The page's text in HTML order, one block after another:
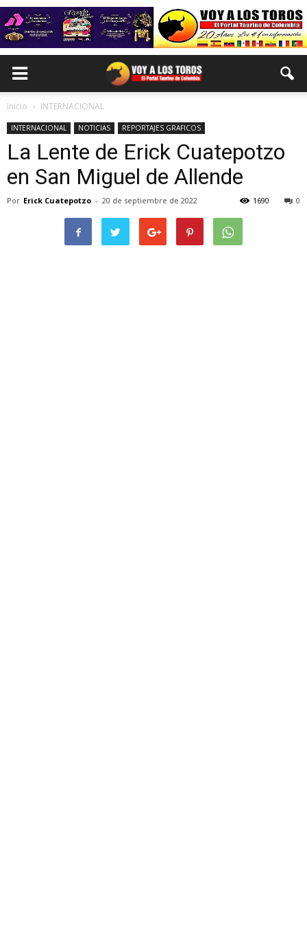
Inicio INTERNACIONAL
INTERNACIONAL NOTICIAS REPORTAJES GRAFICOS
La Lente de Erick Cuatepotzo
en San Miguel de Allende
Por Erick Cuatepotzo - 20 de septiembre de 2022 0
1690